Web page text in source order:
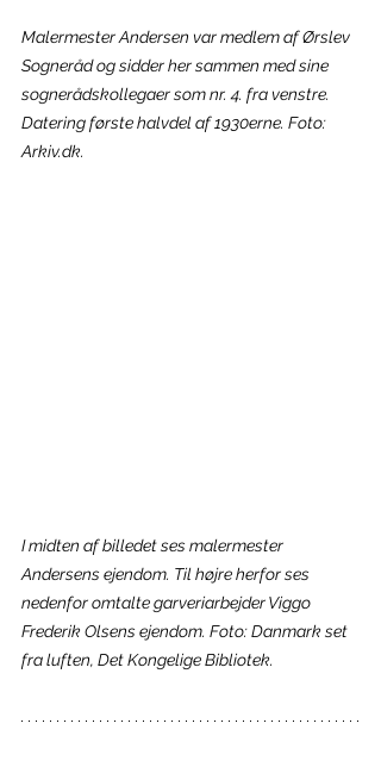
Malermester Andersen var medlem af Ørslev
Sogneråd og sidder her sammen med sine
sognerådskollegaer som nr. 4. fra venstre.
Datering første halvdel af 1930erne. Foto:
Arkiv.dk.
I midten af billedet ses malermester
Andersens ejendom. Til højre herfor ses
nedenfor omtalte garveriarbejder Viggo
Frederik Olsens ejendom. Foto: Danmark set
fra luften, Det Kongelige Bibliotek.